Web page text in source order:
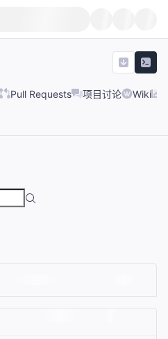
Pull Requests 项目讨论 Wiki